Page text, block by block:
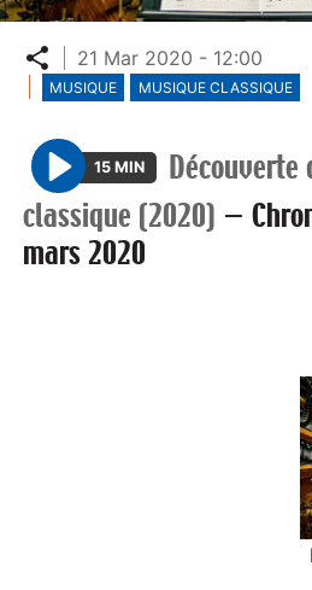
Partager
21 Mar 2020 - 12:00
MUSIQUE MUSIQUE CLASSIQUE
P
l
a
15 MIN
Découverte
classique (2020) —
mars 2020